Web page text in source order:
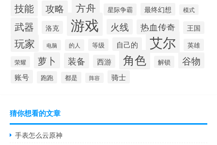
技能 攻略 方舟 星际争霸 最终幻想 模式
武器 洛克 游戏 火线 热血传奇 王国
玩家 电脑 的人 等级 自己的 艾尔 英雄
荣耀 萝卜 装备 西游 角色 解锁 谷物
账号 跑跑 都是 阵容 骑士
猜你想看的文章
手表怎么云原神